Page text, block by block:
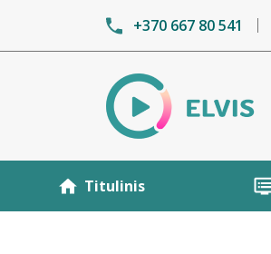
+370 667 80 541
Titulinis